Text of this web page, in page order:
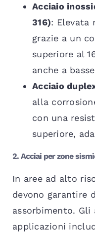
Acciaio
316): Elevata
grazie a un
superiore al
anche a
Acciaio
alla
con una
superiore,
2. Acciai per zone
In aree ad alto
devono garantire
assorbimento. Gli
applicazioni